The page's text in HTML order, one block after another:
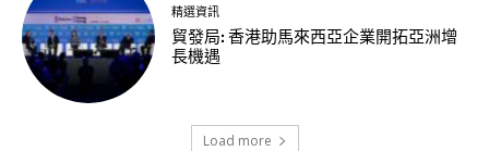
精選資訊
貿發局: 香港助馬來西亞企業開拓亞洲增
長機遇
Load more